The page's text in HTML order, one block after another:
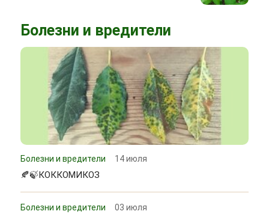
Болезни и вредители
Болезни и вредители 14 июля
🍂🍃КОККОМИКОЗ
Болезни и вредители 03 июля